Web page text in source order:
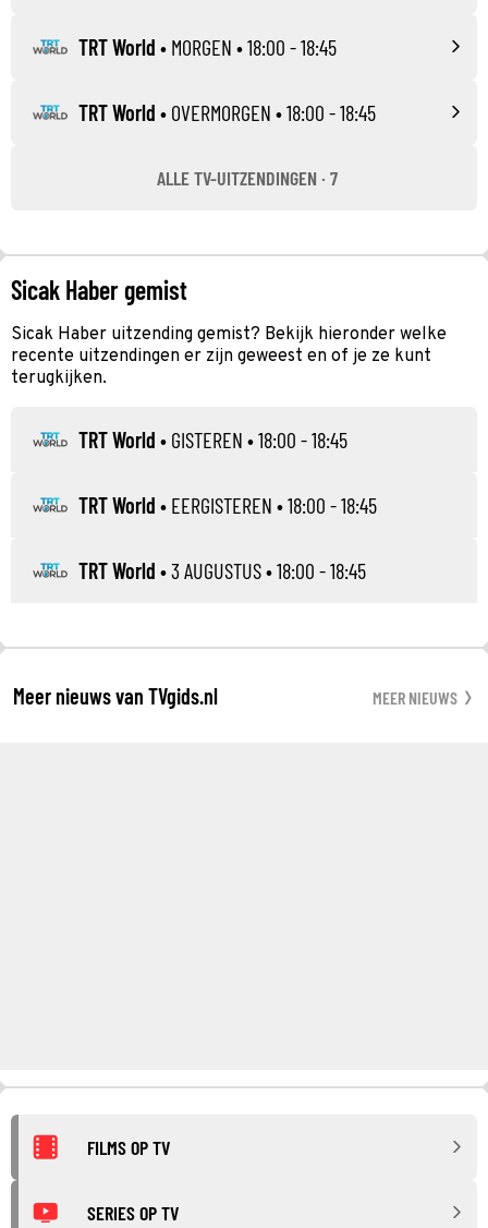
TRT World • MORGEN • 18:00 - 18:45
TRT World • OVERMORGEN • 18:00 - 18:45
ALLE TV-UITZENDINGEN · 7
Sicak Haber gemist
Sicak Haber uitzending gemist? Bekijk hieronder welke
recente uitzendingen er zijn geweest en of je ze kunt
terugkijken.
TRT World • GISTEREN • 18:00 - 18:45
TRT World • EERGISTEREN • 18:00 - 18:45
TRT World •3 AUGUSTUS• 18:00 - 18:45
Meer nieuws van TVgids.nl MEER NIEUWS
FILMS OP TV
SERIES OP TV